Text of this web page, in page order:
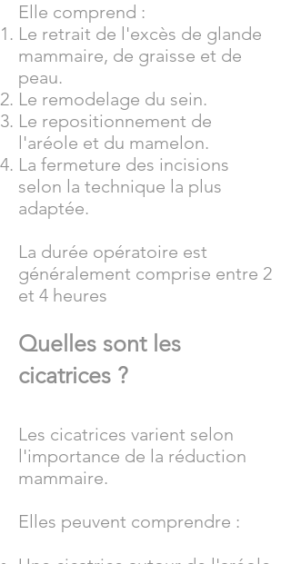
Elle comprend :
Le retrait de l'excès de glande
mammaire, de graisse et de
peau.
Le remodelage du sein.
Le repositionnement de
l'aréole et du mamelon.
La fermeture des incisions
selon la technique la plus
adaptée.
La durée opératoire est
généralement comprise entre 2
et 4 heures
Quelles sont les
cicatrices ?
Les cicatrices varient selon
l'importance de la réduction
mammaire.
Elles peuvent comprendre :